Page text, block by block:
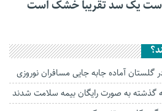
یک سد تقریبا خشک است